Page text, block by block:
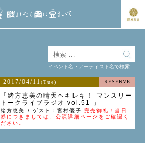
2017/04/11(Tue) RESERVE
「緒方恵美の晴天ヘキレキ！-マンスリー
トークライブラジオ vol.51-」
緒方恵美 / ゲスト：宮村優子 完売御礼！当日
券につきましては、公演詳細ページをご確認く
ださい。
イベント名・アーティスト名で検索